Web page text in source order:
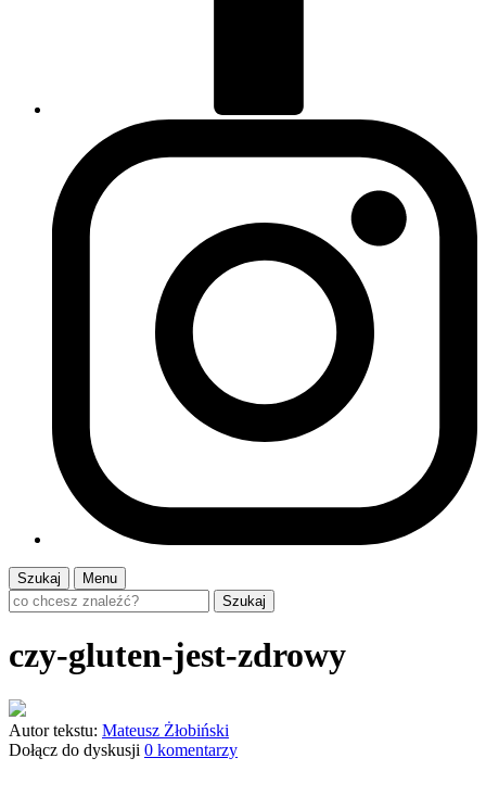
Szukaj
Menu
Szukaj
czy-gluten-jest-zdrowy
Autor tekstu: Mateusz Żłobiński
Dołącz do dyskusji 0 komentarzy